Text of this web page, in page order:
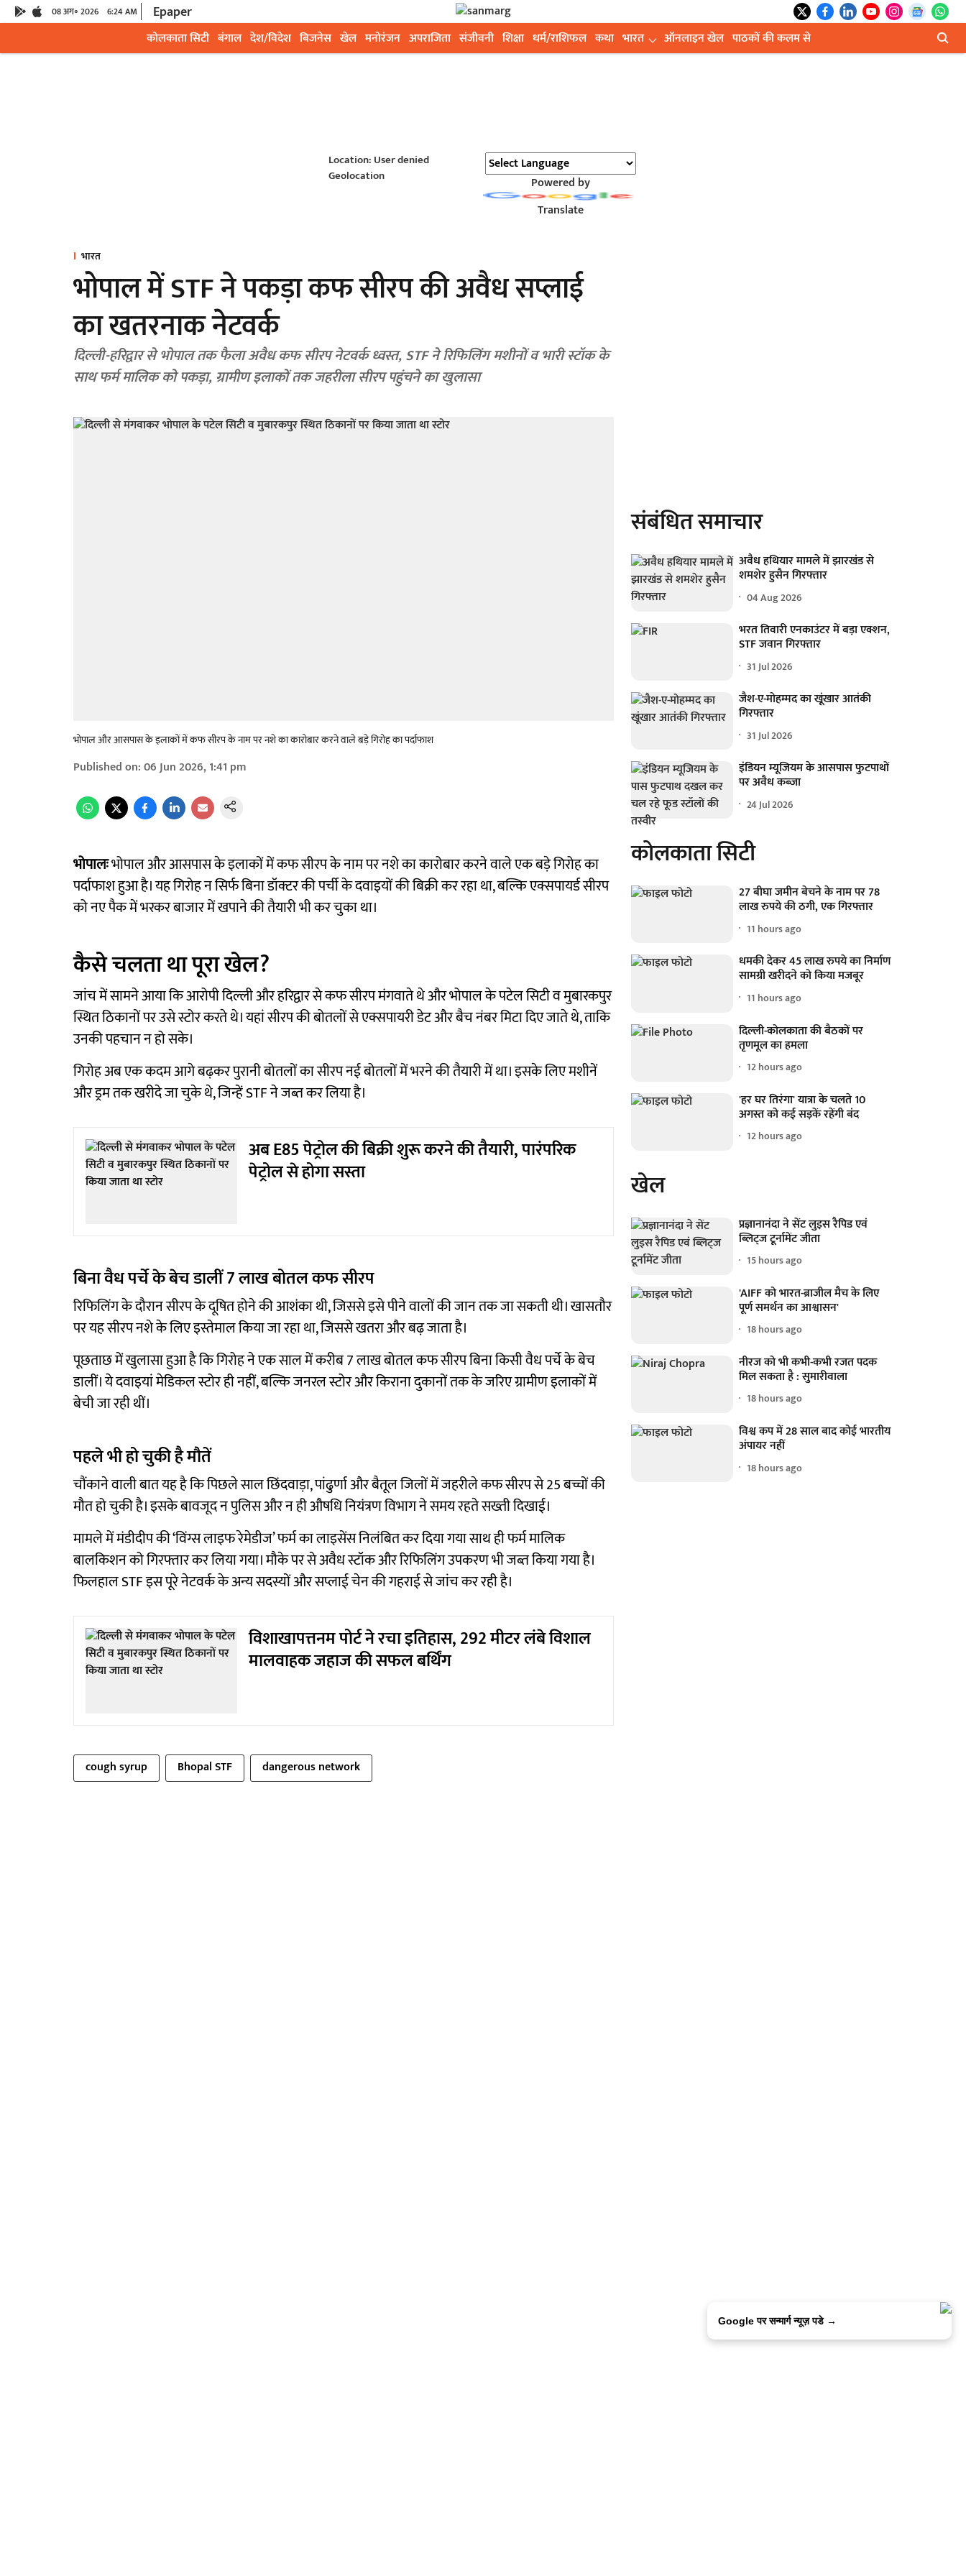
08 अग॰ 2026 6:24 AM Epaper
कोलकाता सिटी बंगाल देश/विदेश बिजनेस खेल मनोरंजन अपराजिता संजीवनी शिक्षा धर्म/राशिफल कथा भारत ऑनलाइन खेल पाठकों की कलम से
Location: User denied
Geolocation
Powered by
Translate
भारत
भोपाल में STF ने पकड़ा कफ सीरप की अवैध सप्लाई
का खतरनाक नेटवर्क
दिल्ली-हरिद्वार से भोपाल तक फैला अवैध कफ सीरप नेटवर्क ध्वस्त, STF ने रिफिलिंग मशीनों व भारी स्टॉक के
साथ फर्म मालिक को पकड़ा, ग्रामीण इलाकों तक जहरीला सीरप पहुंचने का खुलासा
भोपाल और आसपास के इलाकों में कफ सीरप के नाम पर नशे का कारोबार करने वाले बड़े गिरोह का पर्दाफाश
Published on:06 Jun 2026, 1:41 pm
भोपालःभोपाल और आसपास के इलाकों में कफ सीरप के नाम पर नशे का कारोबार करने वाले एक बड़े गिरोह का
पर्दाफाश हुआ है। यह गिरोह न सिर्फ बिना डॉक्टर की पर्ची के दवाइयों की बिक्री कर रहा था, बल्कि एक्सपायर्ड सीरप
को नए पैक में भरकर बाजार में खपाने की तैयारी भी कर चुका था।
कैसे चलता था पूरा खेल?
जांच में सामने आया कि आरोपी दिल्ली और हरिद्वार से कफ सीरप मंगवाते थे और भोपाल के पटेल सिटी व मुबारकपुर
स्थित ठिकानों पर उसे स्टोर करते थे। यहां सीरप की बोतलों से एक्सपायरी डेट और बैच नंबर मिटा दिए जाते थे, ताकि
उनकी पहचान न हो सके।
गिरोह अब एक कदम आगे बढ़कर पुरानी बोतलों का सीरप नई बोतलों में भरने की तैयारी में था। इसके लिए मशीनें
और ड्रम तक खरीदे जा चुके थे, जिन्हें STF ने जब्त कर लिया है।
अब E85 पेट्रोल की बिक्री शुरू करने की तैयारी, पारंपरिक
पेट्रोल से होगा सस्ता
बिना वैध पर्चे के बेच डालीं 7 लाख बोतल कफ सीरप
रिफिलिंग के दौरान सीरप के दूषित होने की आशंका थी, जिससे इसे पीने वालों की जान तक जा सकती थी। खासतौर
पर यह सीरप नशे के लिए इस्तेमाल किया जा रहा था, जिससे खतरा और बढ़ जाता है।
पूछताछ में खुलासा हुआ है कि गिरोह ने एक साल में करीब 7 लाख बोतल कफ सीरप बिना किसी वैध पर्चे के बेच
डालीं। ये दवाइयां मेडिकल स्टोर ही नहीं, बल्कि जनरल स्टोर और किराना दुकानों तक के जरिए ग्रामीण इलाकों में
बेची जा रही थीं।
पहले भी हो चुकी है मौतें
चौंकाने वाली बात यह है कि पिछले साल छिंदवाड़ा, पांढुर्णा और बैतूल जिलों में जहरीले कफ सीरप से 25 बच्चों की
मौत हो चुकी है। इसके बावजूद न पुलिस और न ही औषधि नियंत्रण विभाग ने समय रहते सख्ती दिखाई।
मामले में मंडीदीप की ‘विंग्स लाइफ रेमेडीज’ फर्म का लाइसेंस निलंबित कर दिया गया साथ ही फर्म मालिक
बालकिशन को गिरफ्तार कर लिया गया। मौके पर से अवैध स्टॉक और रिफिलिंग उपकरण भी जब्त किया गया है।
फिलहाल STF इस पूरे नेटवर्क के अन्य सदस्यों और सप्लाई चेन की गहराई से जांच कर रही है।
विशाखापत्तनम पोर्ट ने रचा इतिहास, 292 मीटर लंबे विशाल
मालवाहक जहाज की सफल बर्थिंग
cough syrup Bhopal STF dangerous network
संबंधित समाचार
अवैध हथियार मामले में झारखंड से
शमशेर हुसैन गिरफ्तार
04 Aug 2026
भरत तिवारी एनकाउंटर में बड़ा एक्शन,
STF जवान गिरफ्तार
31 Jul 2026
जैश-ए-मोहम्मद का खूंखार आतंकी
गिरफ्तार
31 Jul 2026
इंडियन म्यूजियम के आसपास फुटपाथों
पर अवैध कब्जा
24 Jul 2026
कोलकाता सिटी
27 बीघा जमीन बेचने के नाम पर 78
लाख रुपये की ठगी, एक गिरफ्तार
11 hours ago
धमकी देकर 45 लाख रुपये का निर्माण
सामग्री खरीदने को किया मजबूर
11 hours ago
दिल्ली-कोलकाता की बैठकों पर
तृणमूल का हमला
12 hours ago
'हर घर तिरंगा' यात्रा के चलते 10
अगस्त को कई सड़कें रहेंगी बंद
12 hours ago
खेल
प्रज्ञानानंदा ने सेंट लुइस रैपिड एवं
ब्लिट्ज टूर्नामेंट जीता
15 hours ago
'AIFF को भारत-ब्राजील मैच के लिए
पूर्ण समर्थन का आश्वासन'
18 hours ago
नीरज को भी कभी-कभी रजत पदक
मिल सकता है : सुमारीवाला
18 hours ago
विश्व कप में 28 साल बाद कोई भारतीय
अंपायर नहीं
18 hours ago
Google पर सन्मार्ग न्यूज़ पडे →